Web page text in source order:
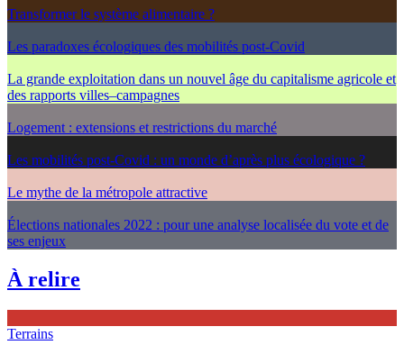
Transformer le système alimentaire ?
Les paradoxes écologiques des mobilités post-Covid
La grande exploitation dans un nouvel âge du capitalisme agricole et
des rapports villes–campagnes
Logement : extensions et restrictions du marché
Les mobilités post-Covid : un monde d’après plus écologique ?
Le mythe de la métropole attractive
Élections nationales 2022 : pour une analyse localisée du vote et de
ses enjeux
À relire
Terrains